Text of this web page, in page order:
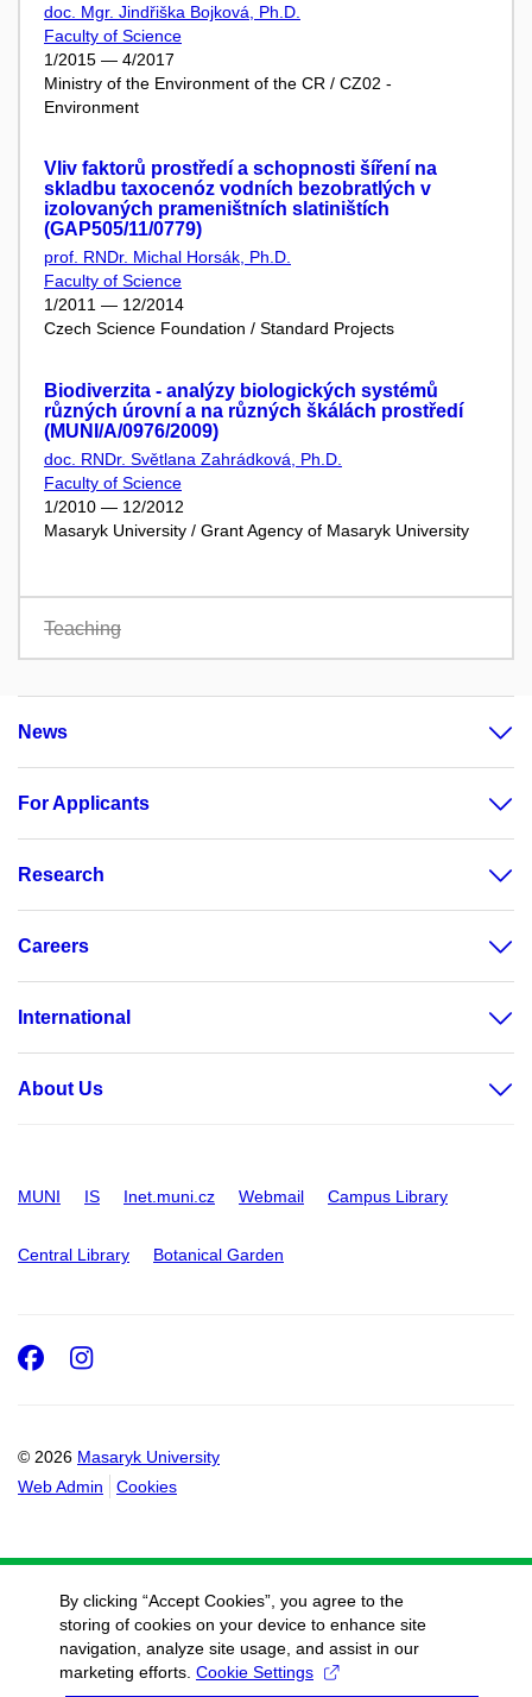
doc. Mgr. Jindřiška Bojková, Ph.D.
Faculty of Science
1/2015 — 4/2017
Ministry of the Environment of the CR / CZ02 -
Environment
Vliv faktorů prostředí a schopnosti šíření na
skladbu taxocenóz vodních bezobratlých v
izolovaných prameništních slatiništích
(GAP505/11/0779)
prof. RNDr. Michal Horsák, Ph.D.
Faculty of Science
1/2011 — 12/2014
Czech Science Foundation / Standard Projects
Biodiverzita - analýzy biologických systémů
různých úrovní a na různých škálách prostředí
(MUNI/A/0976/2009)
doc. RNDr. Světlana Zahrádková, Ph.D.
Faculty of Science
1/2010 — 12/2012
Masaryk University / Grant Agency of Masaryk University
Teaching
News
For Applicants
Research
Careers
International
About Us
MUNI IS Inet.muni.cz Webmail Campus Library
Central Library Botanical Garden
© 2026 Masaryk University
Web Admin
Cookies
Facebook
Instagram
By clicking “Accept Cookies”, you agree to the
storing of cookies on your device to enhance site
navigation, analyze site usage, and assist in our
marketing efforts. Cookie Settings